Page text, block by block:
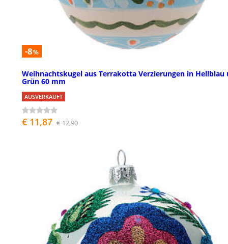
-8%
Weihnachtskugel aus Terrakotta Verzierungen in Hellblau
Grün 60 mm
AUSVERKAUFT
€ 11,87 € 12,90